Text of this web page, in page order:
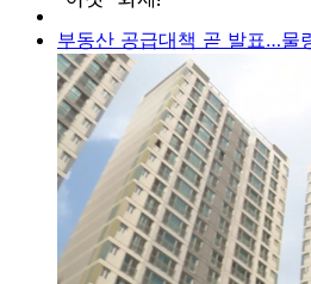
부동산 공급대책 곧 발표…물